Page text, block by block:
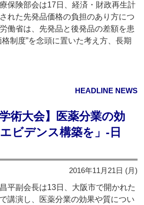
保険部会は17日、経済・財政再生計
れた先発品価格の負担のあり方につ
働省は、先発品と後発品の差額を患
制度”を念頭に置いた考え方、長期
HEADLINE NEWS
術大会】医薬分業の効
ビデンス構築を」‐日
2016年11月21日 (月)
平副会長は13日、大阪市で開かれた
講演し、医薬分業の効果や質につい